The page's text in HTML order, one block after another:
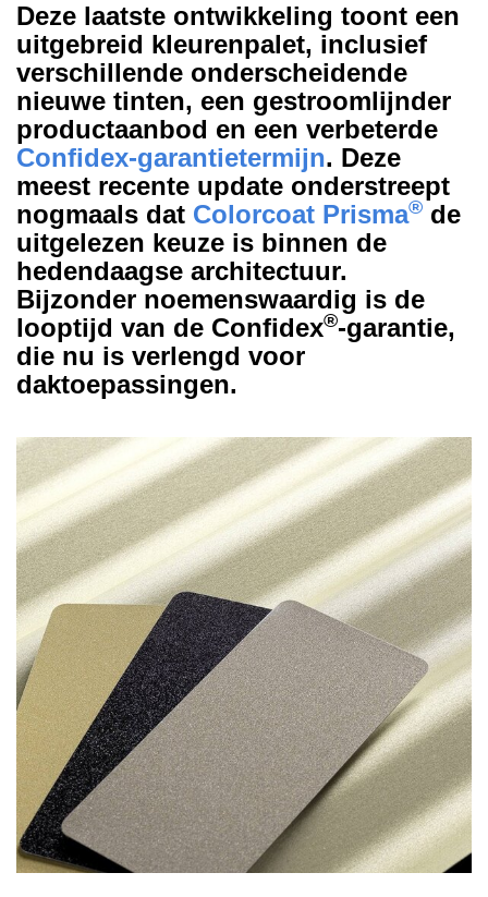
Deze laatste ontwikkeling toont een
uitgebreid kleurenpalet, inclusief
verschillende onderscheidende
nieuwe tinten, een gestroomlijnder
productaanbod en een verbeterde
Confidex-garantietermijn. Deze
meest recente update onderstreept
nogmaals dat Colorcoat Prisma® de
uitgelezen keuze is binnen de
hedendaagse architectuur.
Bijzonder noemenswaardig is de
looptijd van de Confidex®-garantie,
die nu is verlengd voor
daktoepassingen.